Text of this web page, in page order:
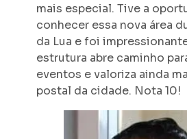
mais especial. Tive a
conhecer essa nova área
da Lua e foi
estrutura abre caminho
eventos e valoriza ainda
postal da cidade. Nota 10!